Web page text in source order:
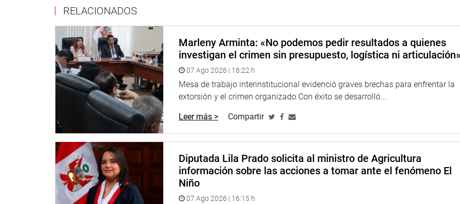
RELACIONADOS
Marleny Arminta: «No podemos pedir resultados a quienes
investigan el crimen sin presupuesto, logística ni articulación»
07 Ago 2026 | 18:22 h
Mesa de trabajo interinstitucional evidenció graves brechas para enfrentar la
extorsión y el crimen organizado Con éxito se desarrolló...
Leer más > Compartir
Diputada Lila Prado solicita al ministro de Agricultura
información sobre las acciones a tomar ante el fenómeno El
Niño
07 Ago 2026 | 16:15 h